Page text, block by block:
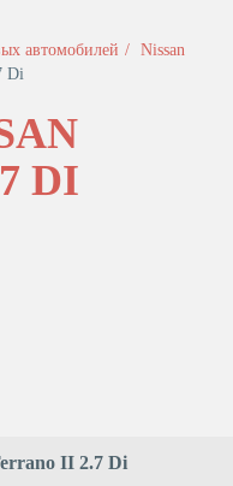
автомобилей
Nissan
Di
DI
II 2.7 Di